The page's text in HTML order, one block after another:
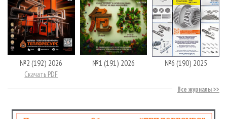
№2 (192) 2026
Скачать PDF
№1 (191) 2026 №6 (190) 2025
Все журналы